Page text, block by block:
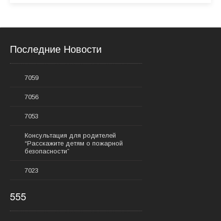
Последние Новости
7059
7056
7053
Консультация для родителей
“Расскажите детям о пожарной
безопасности”
7023
555